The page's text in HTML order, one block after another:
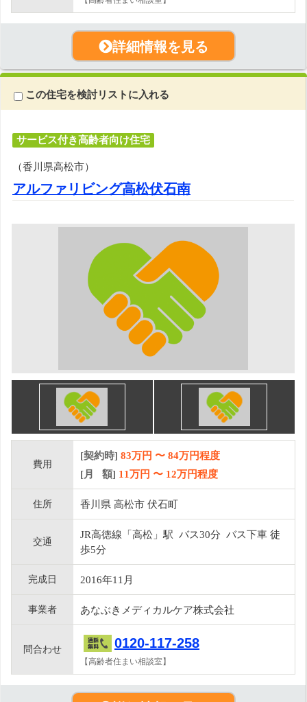
詳細情報を見る
この住宅を検討リストに入れる
サービス付き高齢者向け住宅
（香川県高松市）
アルファリビング高松伏石南
費用
[契約時] 83万円 〜 84万円程度
[月 額] 11万円 〜 12万円程度
住所 香川県 高松市 伏石町
交通
JR高徳線「高松」駅 バス30分 バス下車 徒
歩5分
完成日 2016年11月
事業者 あなぶきメディカルケア株式会社
問合わせ 0120-117-258
【高齢者住まい相談室】